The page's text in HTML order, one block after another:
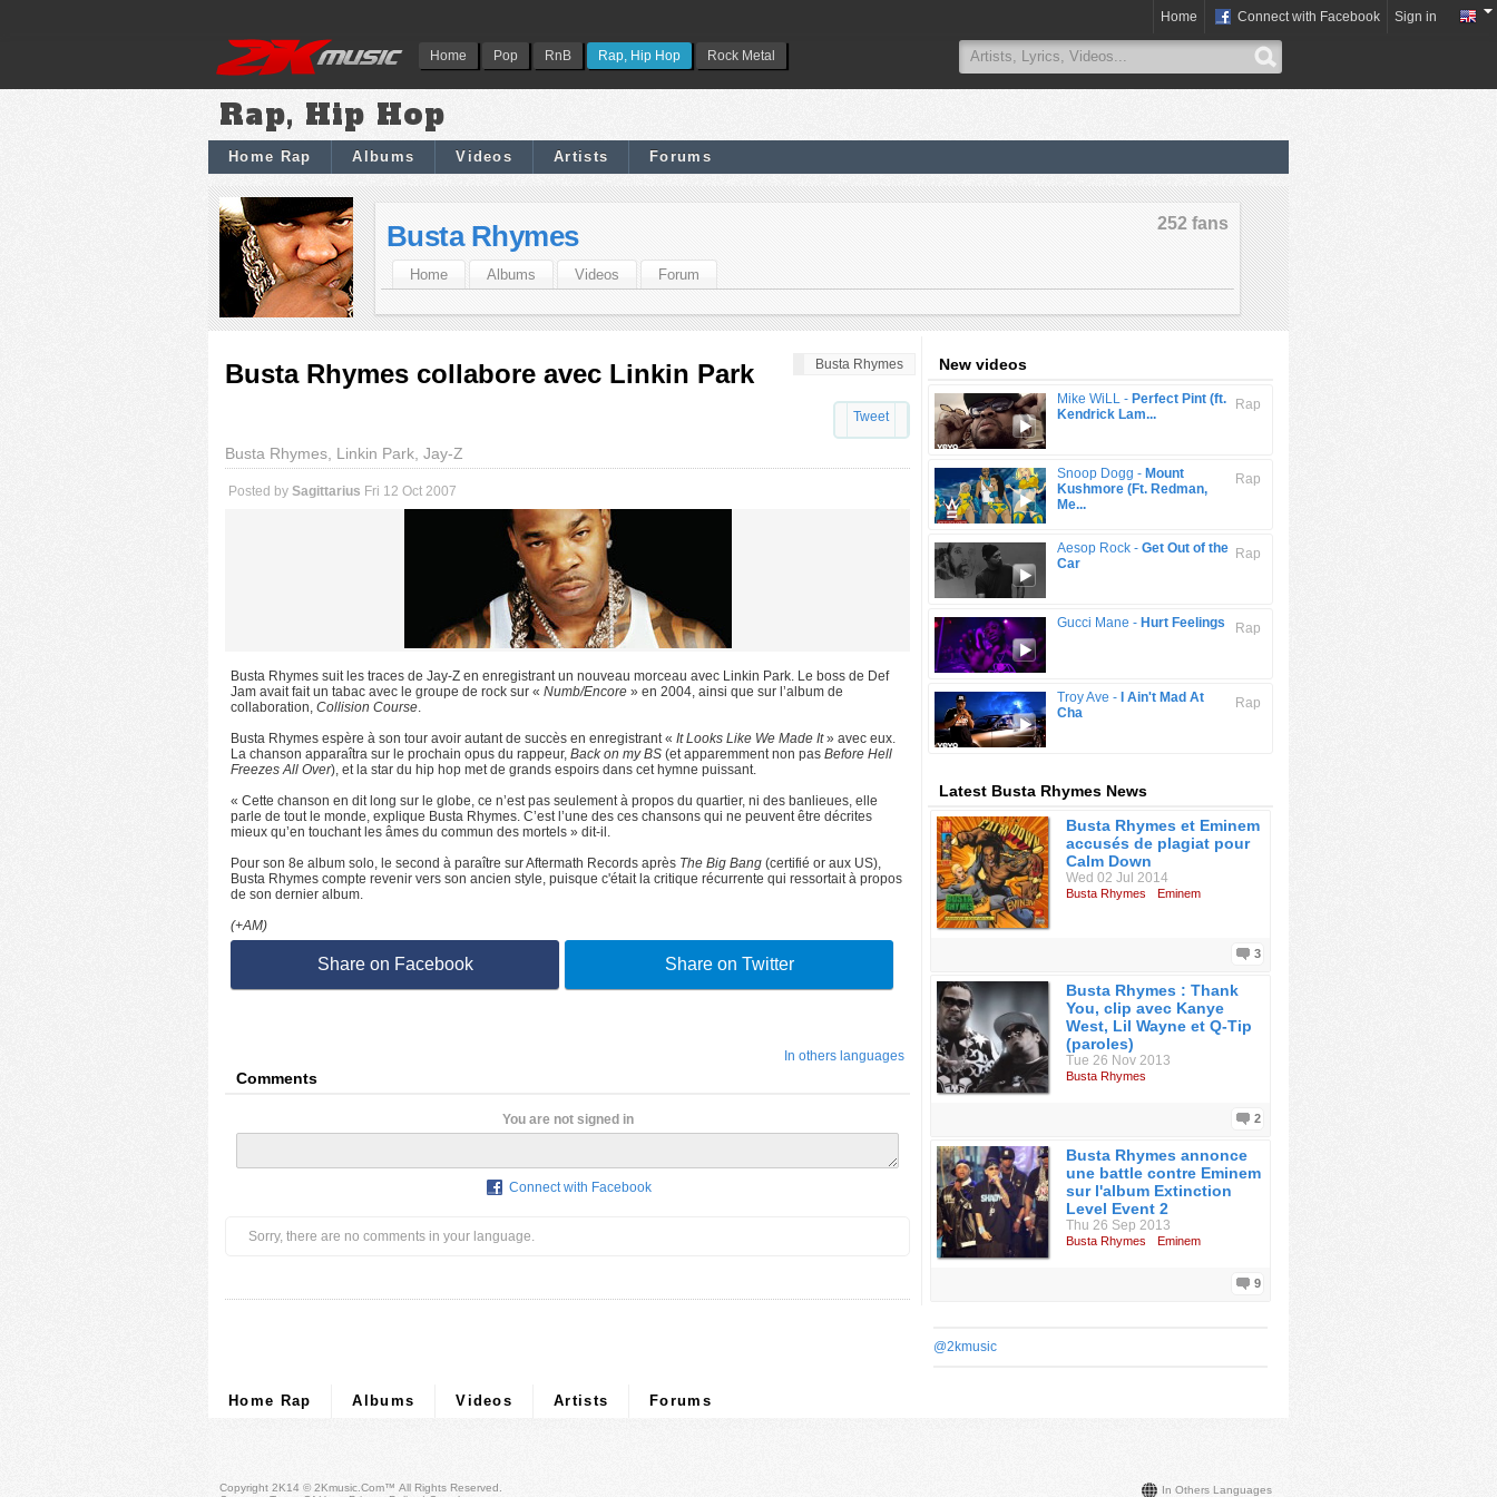
Home Pop RnB Rap, Hip Hop Rock Metal
Home Connect with Facebook Sign in
Rap, Hip Hop
Home Rap Albums Videos Artists Forums
252 fans
Busta Rhymes
Home Albums Videos Forum
Busta Rhymes
Busta Rhymes collabore avec Linkin Park
Tweet
Busta Rhymes, Linkin Park, Jay-Z
Posted by Sagittarius Fri 12 Oct 2007
Busta Rhymes suit les traces de Jay-Z en enregistrant un nouveau morceau avec Linkin Park. Le boss de Def
Jam avait fait un tabac avec le groupe de rock sur « Numb/Encore » en 2004, ainsi que sur l’album de
collaboration, Collision Course.
Busta Rhymes espère à son tour avoir autant de succès en enregistrant « It Looks Like We Made It» avec eux.
La chanson apparaîtra sur le prochain opus du rappeur, Back on my BS (et apparemment non pas Before Hell
Freezes All Over), et la star du hip hop met de grands espoirs dans cet hymne puissant.
« Cette chanson en dit long sur le globe, ce n’est pas seulement à propos du quartier, ni des banlieues, elle
parle de tout le monde, explique Busta Rhymes. C’est l’une des ces chansons qui ne peuvent être décrites
mieux qu’en touchant les âmes du commun des mortels » dit-il.
Pour son 8e album solo, le second à paraître sur Aftermath Records après The Big Bang (certifié or aux US),
Busta Rhymes compte revenir vers son ancien style, puisque c'était la critique récurrente qui ressortait à propos
de son dernier album.
(+AM)
Share on Facebook Share on Twitter
In others languages
Comments
You are not signed in
Connect with Facebook
Sorry, there are no comments in your language.
New videos
Rap
Mike WiLL - Perfect Pint (ft.
Kendrick Lam...
Rap
Snoop Dogg - Mount
Kushmore (Ft. Redman,
Me...
Rap
Aesop Rock - Get Out of the
Car
Rap
Gucci Mane - Hurt Feelings
Rap
Troy Ave -
I Ain't Mad At
Cha
Latest Busta Rhymes News
Busta Rhymes et Eminem
accusés de plagiat pour
Calm Down
Wed 02 Jul 2014
Busta Rhymes Eminem
3
Busta Rhymes : Thank
You, clip avec Kanye
West, Lil Wayne et Q-Tip
(paroles)
Tue 26 Nov 2013
Busta Rhymes
2
Busta Rhymes annonce
une battle contre Eminem
sur l'album Extinction
Level Event 2
Thu 26 Sep 2013
Busta Rhymes Eminem
9
@2kmusic
Home Rap Albums Videos Artists Forums
In Others Languages
Copyright 2K14 © 2Kmusic.com™ All Rights Reserved